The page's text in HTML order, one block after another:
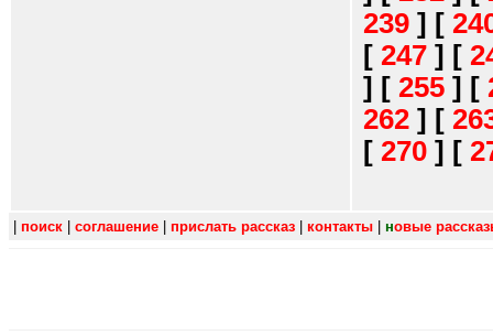
239 ] [
[ 247 ] [
] [ 255 ] [
262 ] [
[ 270 ] [
поиск соглашение прислать рассказ контакты новые